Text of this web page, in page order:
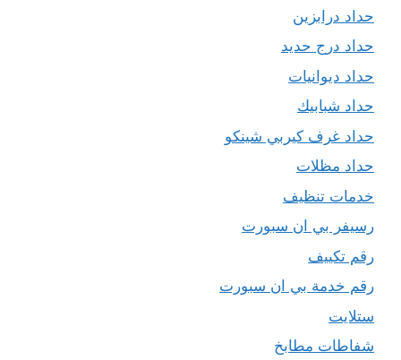
حداد درابزين
حداد درج حديد
حداد ديوانيات
حداد شبابيك
حداد غرف كيربي شينكو
حداد مظلات
خدمات تنظيف
رسيفر بي ان سبورت
رقم تكييف
رقم خدمة بي ان سبورت
ستلايت
شفاطات مطابخ